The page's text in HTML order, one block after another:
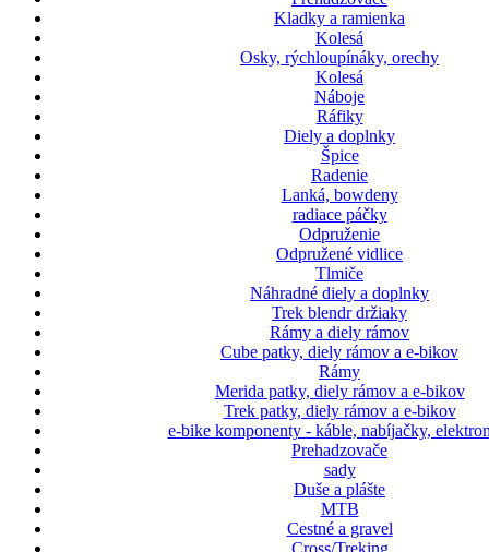
Kladky a ramienka
Kolesá
Osky, rýchloupínáky, orechy
Kolesá
Náboje
Ráfiky
Diely a doplnky
Špice
Radenie
Lanká, bowdeny
radiace páčky
Odpruženie
Odpružené vidlice
Tlmiče
Náhradné diely a doplnky
Trek blendr držiaky
Rámy a diely rámov
Cube patky, diely rámov a e-bikov
Rámy
Merida patky, diely rámov a e-bikov
Trek patky, diely rámov a e-bikov
e-bike komponenty - káble, nabíjačky,
Prehadzovače
sady
Duše a plášte
MTB
Cestné a gravel
Cross/Treking